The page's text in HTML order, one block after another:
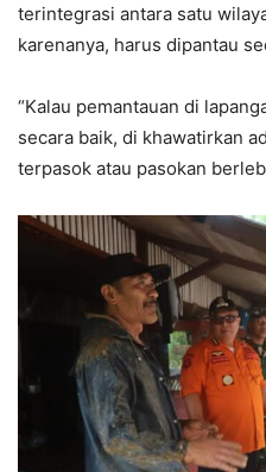
terintegrasi antara satu
karenanya, harus dipantau
“Kalau pemantauan di
secara baik, di khawatirkan
terpasok atau pasokan